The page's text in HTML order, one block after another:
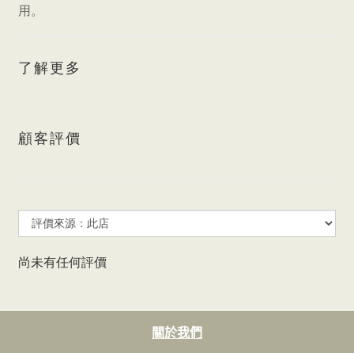
用。
了解更多
顧客評價
尚未有任何評價
關於我們